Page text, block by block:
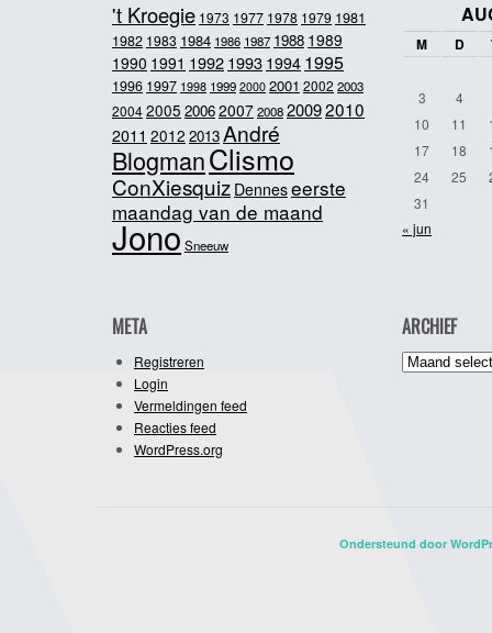
't Kroegie 1973 1977 1978 1979 1981
1982 1983 1984 1986 1987 1988 1989
1990 1991 19921993 1994 1995
1996 1997 1998 1999 2000 2001 2002 2003
20042005 20062007200820092010
2011 2012 2013André
BlogmanClismo
ConXiesquiz Denneseerste
maandag van de maand
JonoSneeuw
M D
3
4
10
11
17
18
24
25
31
« jun
META
Registreren
Login
Vermeldingen feed
Reacties feed
WordPress.org
ARCHIEF
Archief
Ondersteund door